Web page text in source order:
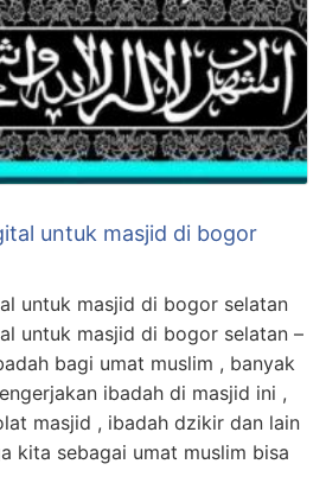
untuk masjid di bogor
untuk masjid di bogor selatan
untuk masjid di bogor selatan –
bagi umat muslim , banyak
ibadah di masjid ini ,
masjid , ibadah dzikir dan lain
kita sebagai umat muslim bisa